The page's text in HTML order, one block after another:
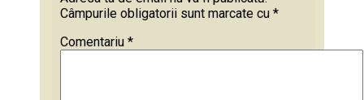
Câmpurile obligatorii sunt marcate cu *
Comentariu *